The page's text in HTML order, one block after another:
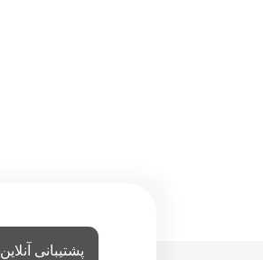
پشتیبانی آنلاین